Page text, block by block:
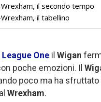
il secondo tempo
il tabellino
League One il Wigan
poche emozioni. Il
poco ma ha
Wrexham.